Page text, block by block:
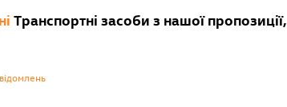
Транспортні засоби з нашої